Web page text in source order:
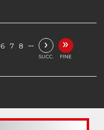
6 7 8 … ›
SUCC.
»
FINE